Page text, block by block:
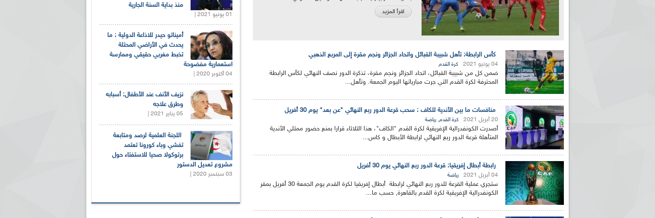
اقرأ المزيد
كأس الرابطة: تأهل شبيبة القبائل واتحاد الجزائر ونجم مقرة إلى المربع الذهبي
04 يونيو 2021 كرة القدم
ضمن كل من شبيبة القبائل، اتحاد الجزائر ونجم مقرة، تذكرة الدور نصف النهائي لكأس الرابطة
المحترفة لكرة القدم التي جرت مبارياتها اليوم الجمعة. وتأهل...
منافسات ما بين الأندية للكاف : سحب قرعة الدور ربع النهائي "عن بعد" يوم 30 أفريل
20 أبريل 2021 كرة القدم, رياضة
أصدرت الكونفدرالية الإفريقية لكرة القدم "الكاف"، هذا الثلاثاء قرارا بمنع حضور ممثلي الأندية
المتأهلة قرعة الدور ربع النهائي لرابطة الأبطال و كاس...
رابطة أبطال إفريقيا: قرعة الدور ربع النهائي يوم 30 أفريل
04 أبريل 2021 رياضة
ستجري عملية القرعة للدور ربع النهائي لرابطة أبطال إفريقيا لكرة القدم يوم الجمعة 30 أفريل بمقر
الكونفدرالية الإفريقية لكرة القدم بالقاهرة, حسب ما...
منذ بداية السنة الجارية
01 يونيو 2021 |
أميناتو حيدر للاذاعة الدولية : ما
يحدث في الأراضي المحتلة
تخبط مغربي حقيقي وممارسة
استعمارية مفضوحة
04 أكتوبر 2020 |
نزيف الأنف عند الأطفال: أسبابه
وطرق علاجه
05 يناير 2021 |
اللجنة العلمية لرصد ومتابعة
تفشي وباء كورونا تعتمد
برتوكولا صحيا للاستفتاء حول
مشروع تعديل الدستور
03 سبتمبر 2020 |